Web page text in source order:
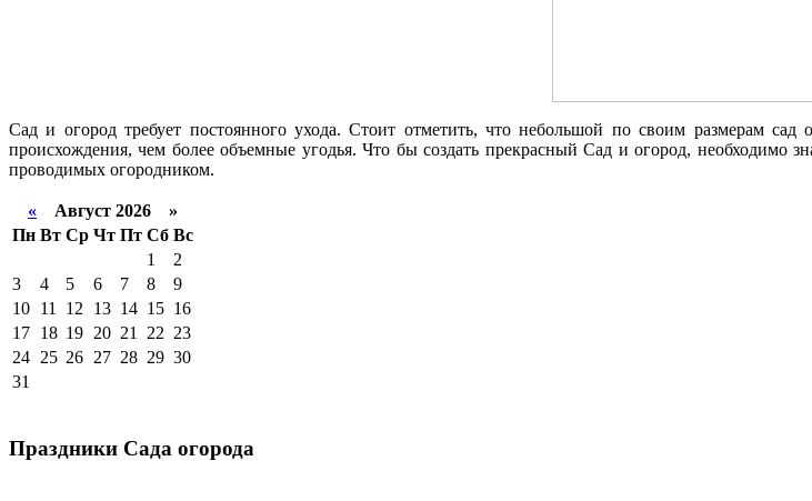
Сад и огород требует постоянного ухода. Стоит отметить, что небольшой по своим размерам
происхождения, чем более объемные угодья. Что бы создать прекрасный Сад и огород, необходимо
проводимых огородником.
« Август 2026 »
Пн Вт Ср Чт Пт Сб Вс
1
2
3
4 5 6 7 8
9
10 11 12 13 14 15 16
17 18 19 20 21 22 23
24 25 26 27 28 29 30
31
Праздники Сада огорода